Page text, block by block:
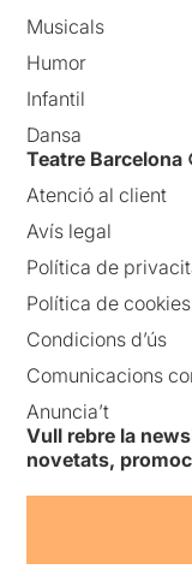
Musicals
Humor
Infantil
Dansa
Teatre
Atenció al client
Avís legal
Política de
Política de cookies
Condicions d’ús
Comunicacions
Anuncia’t
Vull rebre la
novetats,